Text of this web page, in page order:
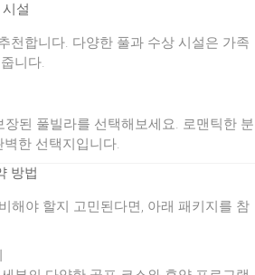
설
천합니다. 다양한 풀과 수상 시설은 가족
니다.
된 풀빌라를 선택해보세요. 로맨틱한 분
한 선택지입니다.
방법
해야 할지 고민된다면, 아래 패키지를 참